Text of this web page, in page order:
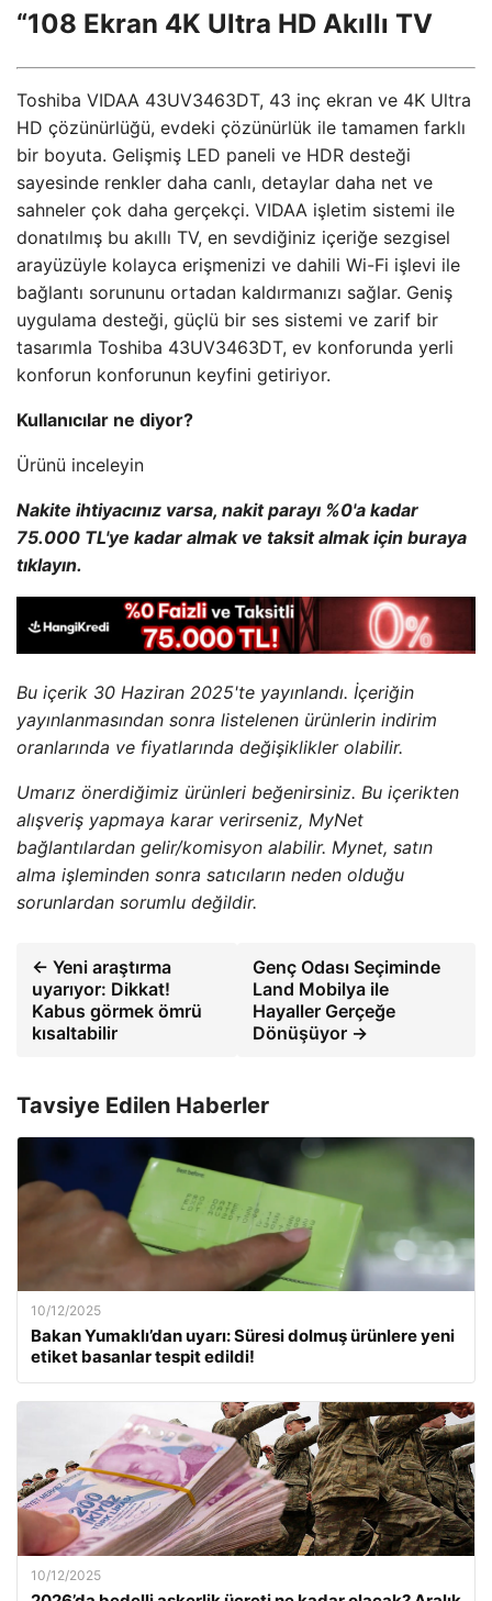
“108 Ekran 4K Ultra HD Akıllı TV
Toshiba VIDAA 43UV3463DT, 43 inç ekran ve 4K Ultra
HD çözünürlüğü, evdeki çözünürlük ile tamamen farklı
bir boyuta. Gelişmiş LED paneli ve HDR desteği
sayesinde renkler daha canlı, detaylar daha net ve
sahneler çok daha gerçekçi. VIDAA işletim sistemi ile
donatılmış bu akıllı TV, en sevdiğiniz içeriğe sezgisel
arayüzüyle kolayca erişmenizi ve dahili Wi-Fi işlevi ile
bağlantı sorununu ortadan kaldırmanızı sağlar. Geniş
uygulama desteği, güçlü bir ses sistemi ve zarif bir
tasarımla Toshiba 43UV3463DT, ev konforunda yerli
konforun konforunun keyfini getiriyor.
Kullanıcılar ne diyor?
Ürünü inceleyin
Nakite ihtiyacınız varsa, nakit parayı %0'a kadar
75.000 TL'ye kadar almak ve taksit almak için buraya
tıklayın.
Bu içerik 30 Haziran 2025'te yayınlandı. İçeriğin
yayınlanmasından sonra listelenen ürünlerin indirim
oranlarında ve fiyatlarında değişiklikler olabilir.
Umarız önerdiğimiz ürünleri beğenirsiniz. Bu içerikten
alışveriş yapmaya karar verirseniz, MyNet
bağlantılardan gelir/komisyon alabilir. Mynet, satın
alma işleminden sonra satıcıların neden olduğu
sorunlardan sorumlu değildir.
← Yeni araştırma
uyarıyor: Dikkat!
Kabus görmek ömrü
kısaltabilir
Genç Odası Seçiminde
Land Mobilya ile
Hayaller Gerçeğe
Dönüşüyor →
Tavsiye Edilen Haberler
10/12/2025
Bakan Yumaklı’dan uyarı: Süresi dolmuş ürünlere yeni
etiket basanlar tespit edildi!
10/12/2025